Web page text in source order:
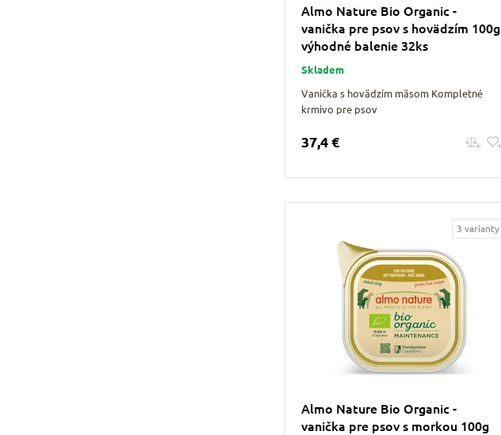
Almo Nature Bio Organic -
vanička pre psov s hovädzím 100g
výhodné balenie 32ks
Skladem
Vanička s hovädzím mäsom Kompletné
krmivo pre psov
37,4 €
3 varianty
Almo Nature Bio Organic -
vanička pre psov s morkou 100g